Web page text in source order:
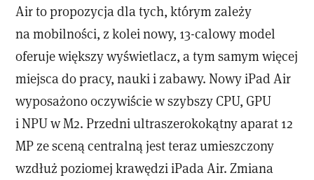
Air to propozycja dla tych, którym zależy
na mobilności, z kolei nowy, 13-calowy model
oferuje większy wyświetlacz, a tym samym więcej
miejsca do pracy, nauki i zabawy. Nowy iPad Air
wyposażono oczywiście w szybszy CPU, GPU
i NPU w M2. Przedni ultraszerokokątny aparat 12
MP ze sceną centralną jest teraz umieszczony
wzdłuż poziomej krawędzi iPada Air. Zmiana